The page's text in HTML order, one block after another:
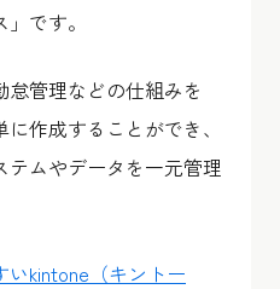
です。
管理などの仕組みを
作成することができ、
ムやデータを一元管理
いkintone（キントー